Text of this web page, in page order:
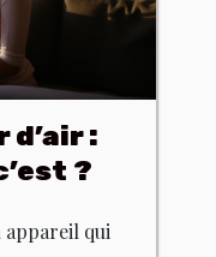
:
?
appareil qui